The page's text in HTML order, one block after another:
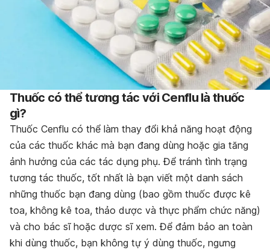
Thuốc có thể tương tác với Cenflu là thuốc
gì?
Thuốc Cenflu có thể làm thay đổi khả năng hoạt động
của các thuốc khác mà bạn đang dùng hoặc gia tăng
ảnh hưởng của các tác dụng phụ. Để tránh tình trạng
tương tác thuốc, tốt nhất là bạn viết một danh sách
những thuốc bạn đang dùng (bao gồm thuốc được kê
toa, không kê toa, thảo dược và thực phẩm chức năng)
và cho bác sĩ hoặc dược sĩ xem. Để đảm bảo an toàn
khi dùng thuốc, bạn không tự ý dùng thuốc, ngưng